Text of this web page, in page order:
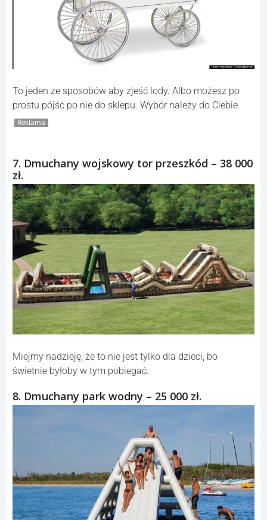
To jeden ze sposobów aby zjeść lody. Albo możesz po
prostu pójść po nie do sklepu. Wybór należy do Ciebie.
Reklama
7. Dmuchany wojskowy tor przeszkód – 38 000
zł.
Miejmy nadzieję, że to nie jest tylko dla dzieci, bo
świetnie byłoby w tym pobiegać.
8. Dmuchany park wodny – 25 000 zł.